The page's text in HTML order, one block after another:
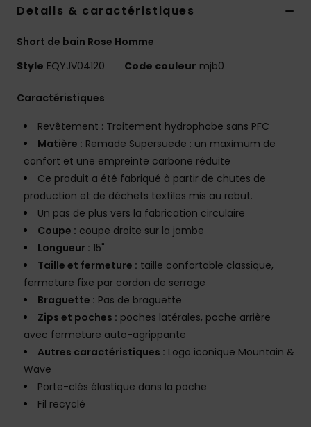
Details & caractéristiques
Short de bain Rose Homme
Style EQYJV04120 Code couleur mjb0
Caractéristiques
Revêtement : Traitement hydrophobe sans PFC
Matière : Remade Supersuede : un maximum de
confort et une empreinte carbone réduite
Ce produit a été fabriqué à partir de chutes de
production et de déchets textiles mis au rebut.
Un pas de plus vers la fabrication circulaire
Coupe : coupe droite sur la jambe
Longueur : 15"
Taille et fermeture : taille confortable classique,
fermeture fixe par cordon de serrage
Braguette : Pas de braguette
Zips et poches : poches latérales, poche arrière
avec fermeture auto-agrippante
Autres caractéristiques : Logo iconique Mountain &
Wave
Porte-clés élastique dans la poche
Fil recyclé